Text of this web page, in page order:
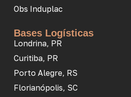
Obs Induplac
Bases Logísticas
Londrina, PR
Curitiba, PR
Porto Alegre, RS
Florianópolis, SC